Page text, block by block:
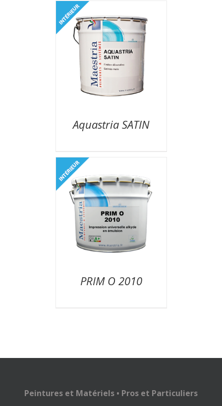
Aquastria SATIN
PRIM O 2010
Peintures et Matériels • Pros et Particuliers